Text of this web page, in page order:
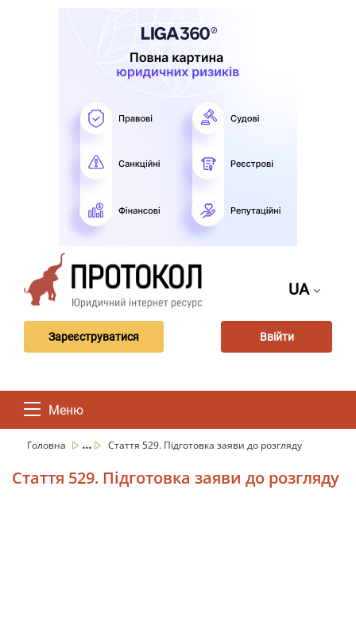
UA
Зареєструватися Ввійти
Меню
Головна ... Стаття 529. Підготовка заяви до розгляду
Стаття 529. Підготовка заяви до розгляду